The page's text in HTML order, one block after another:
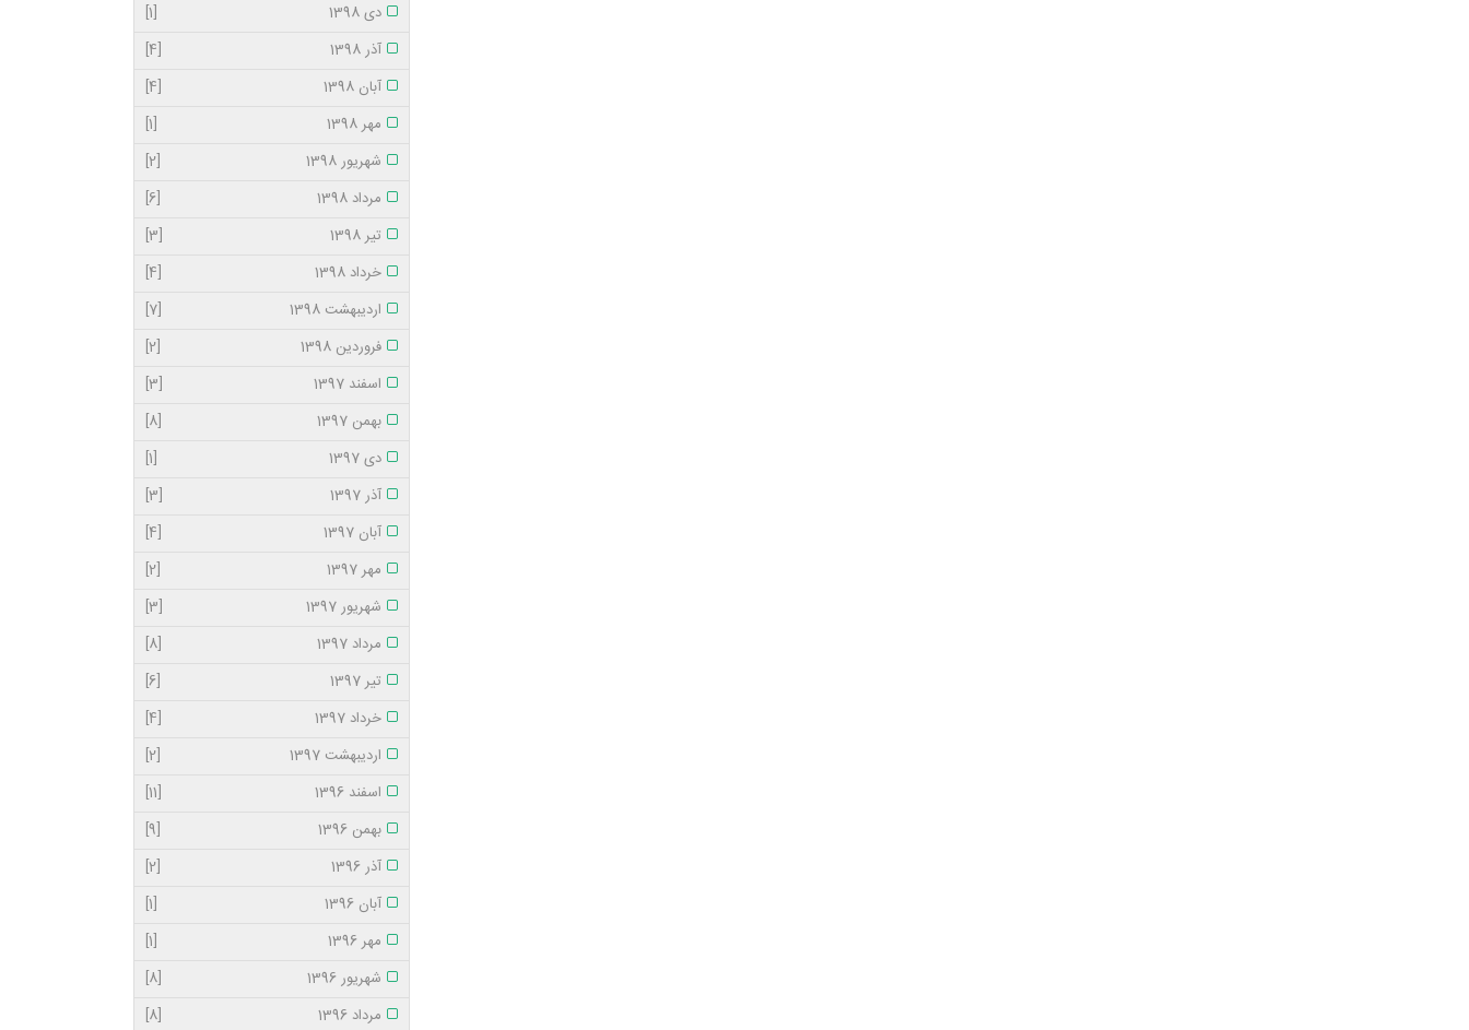
دی 1398
[1]
آذر 1398
[4]
آبان 1398
[4]
مهر 1398
[1]
شهریور 1398
[2]
مرداد 1398
[6]
تیر 1398
[3]
خرداد 1398
[4]
اردیبهشت 1398
[7]
فروردین 1398
[2]
اسفند 1397
[3]
بهمن 1397
[8]
دی 1397
[1]
آذر 1397
[3]
آبان 1397
[4]
مهر 1397
[2]
شهریور 1397
[3]
مرداد 1397
[8]
تیر 1397
[6]
خرداد 1397
[4]
اردیبهشت 1397
[2]
اسفند 1396
[11]
بهمن 1396
[9]
آذر 1396
[2]
آبان 1396
[1]
مهر 1396
[1]
شهریور 1396
[8]
مرداد 1396
[8]